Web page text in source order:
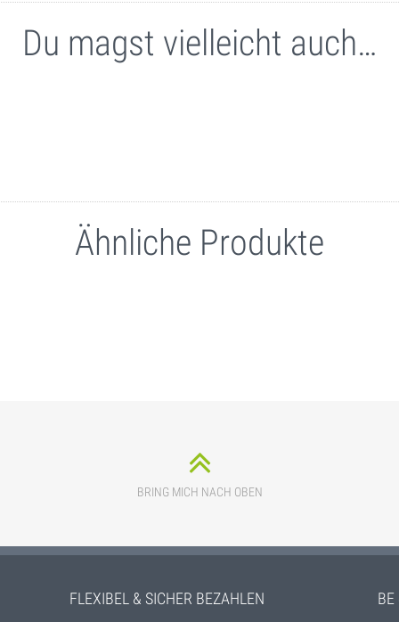
Du magst vielleicht auch…
Ähnliche Produkte
BRING MICH NACH OBEN
FLEXIBEL & SICHER BEZAHLEN BE